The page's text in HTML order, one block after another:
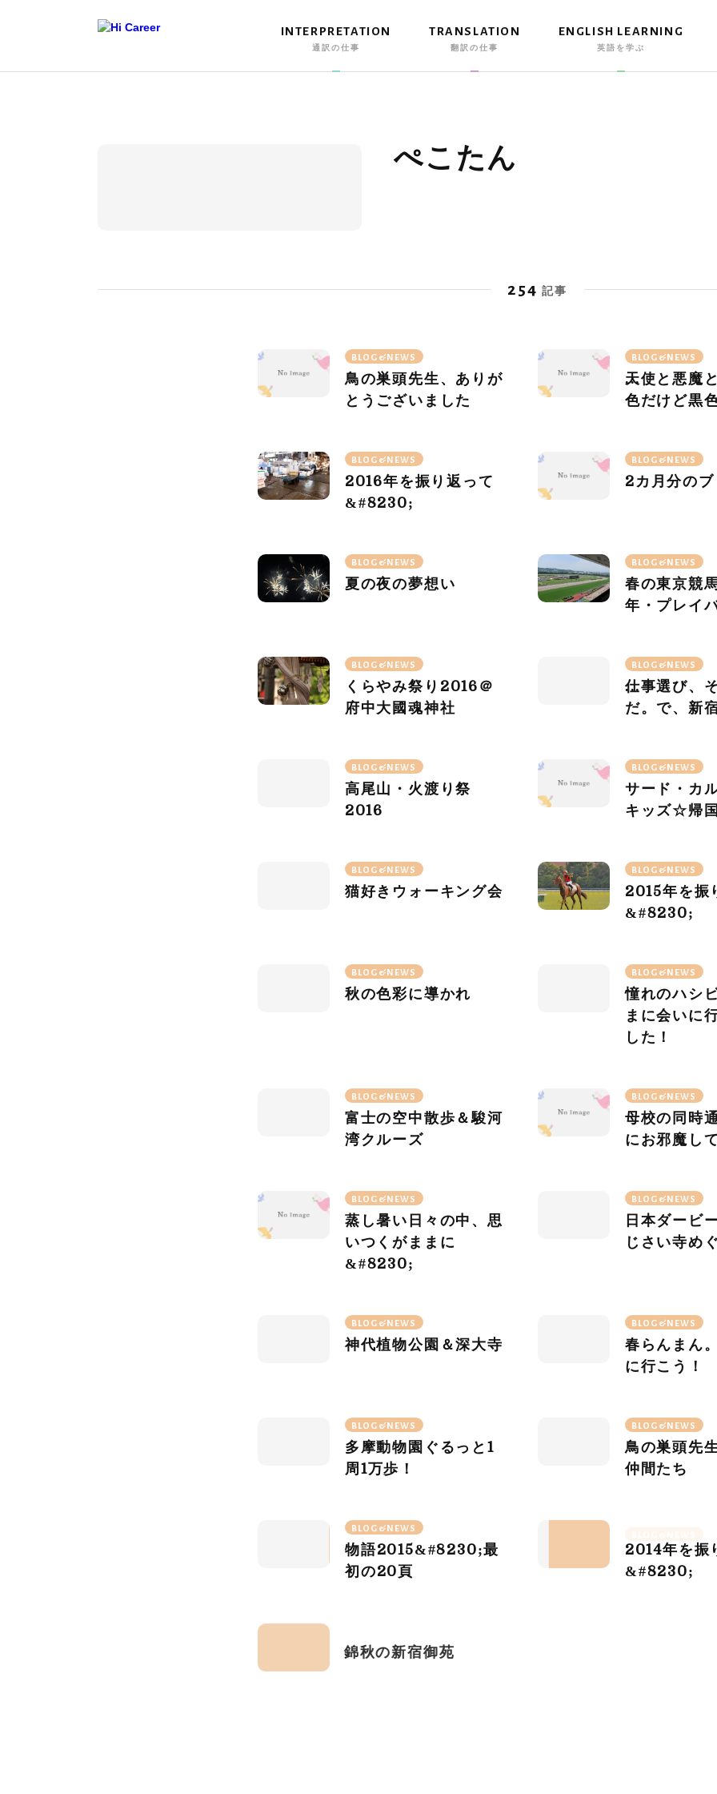
INTERPRETATION
通訳の仕事
TRANSLATION
翻訳の仕事
ENGLISH LEARNING
英語を学ぶ
ぺこたん
254記事
BLOG&NEWS
鳥の巣頭先生、ありが
とうございました
BLOG&NEWS
天使と悪魔
色だけど黒
BLOG&NEWS
2016年を振り返って
&#8230;
BLOG&NEWS
2 カ月分の
BLOG&NEWS
夏の夜の夢想い
BLOG&NEWS
春の東京競
年・プレイ
BLOG&NEWS
くらやみ祭り 2016 ＠
府中大國魂神社
BLOG&NEWS
仕事選び、
だ。で、新
BLOG&NEWS
高尾山・火渡り祭
2016
BLOG&NEWS
サード・カ
キッズ☆帰
BLOG&NEWS
猫好きウォーキング会
BLOG&NEWS
2015年を振
&#8230;
BLOG&NEWS
秋の色彩に導かれ
BLOG&NEWS
憧れのハシ
まに会いに
した！
BLOG&NEWS
富士の空中散歩＆駿河
湾クルーズ
BLOG&NEWS
母校の同時
にお邪魔し
BLOG&NEWS
蒸し暑い日々の中、思
いつくがままに
&#8230;
BLOG&NEWS
日本ダービ
じさい寺め
BLOG&NEWS
神代植物公園＆深大寺
BLOG&NEWS
春らんまん
に行こう！
BLOG&NEWS
多摩動物園ぐるっと1
周 1万歩！
BLOG&NEWS
鳥の巣頭先
仲間たち
BLOG&NEWS
物語2015&#8230;最
初の20頁
2014年を振
&#8230;
錦秋の新宿御苑